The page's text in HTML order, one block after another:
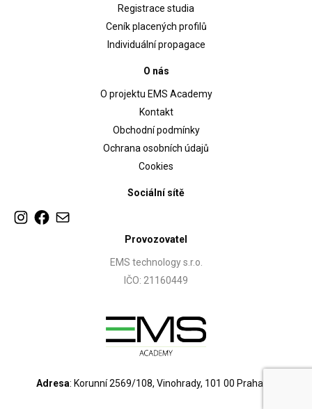
Registrace studia
Ceník placených profilů
Individuální propagace
O nás
O projektu EMS Academy
Kontakt
Obchodní podmínky
Ochrana osobních údajů
Cookies
Sociální sítě
Provozovatel
EMS technology s.r.o.
IČO: 21160449
Adresa: Korunní 2569/108, Vinohrady, 101 00 Praha 10